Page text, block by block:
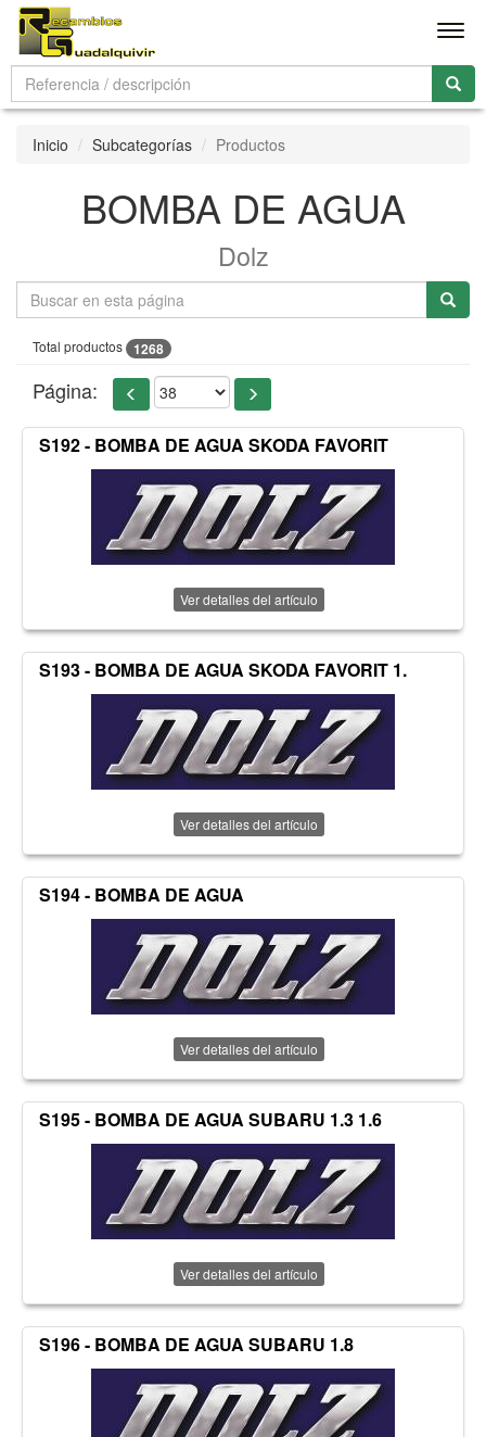
Inicio Subcategorías Productos
BOMBA DE AGUA
Dolz
Total productos 1268
Página:
S192 - BOMBA DE AGUA SKODA FAVORIT
Ver detalles del artículo
S193 - BOMBA DE AGUA SKODA FAVORIT 1.
Ver detalles del artículo
S194 - BOMBA DE AGUA
Ver detalles del artículo
S195 - BOMBA DE AGUA SUBARU 1.3 1.6
Ver detalles del artículo
S196 - BOMBA DE AGUA SUBARU 1.8